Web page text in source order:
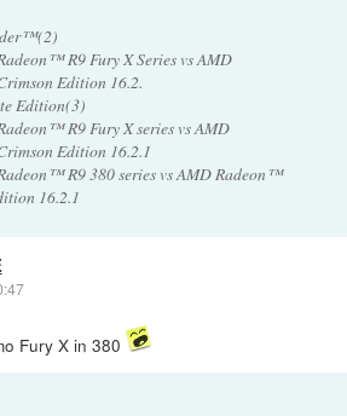
R9 Fury X Series vs AMD
Edition 16.2.
Edition(3)
R9 Fury X series vs AMD
Edition 16.2.1
R9 380 series vs AMD Radeon™
16.2.1
Fury X in 380